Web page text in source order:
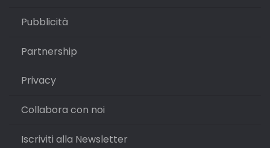
Pubblicità
Partnership
Privacy
Collabora con noi
Iscriviti alla Newsletter